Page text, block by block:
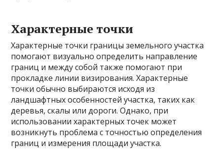
Характерные точки
Характерные точки границы земельного участка
помогают визуально определить направление
границ и между собой также помогают при
прокладке линии визирования. Характерные
точки обычно выбираются исходя из
ландшафтных особенностей участка, таких как
деревья, скалы или дороги. Однако, при
использовании характерных точек может
возникнуть проблема с точностью определения
границ и измерения площади участка.